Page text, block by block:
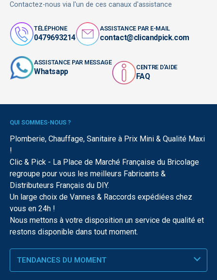
Contactez-nous via l'un de ces canaux d'assistance
TÉLÉPHONE
0479693214
ASSISTANCE PAR E-MAIL
contact@clicandpick.com
ASSISTANCE PAR MESSAGE
Whatsapp CENTRE D'AIDE
FAQ
QUI SOMMES-NOUS ?
Plomberie, Chauffage, Sanitaire à Prix Mini & Qualité Maxi
!
Clic & Pick - La Place de Marché Française du Bricolage
regroupe pour vous les meilleurs Fabricants &
Distributeurs Français du DIY.
Un large choix de Vannes & Raccords expédiées chez
vous en 24h !
Nous mettons à votre disposition un service de qualité et
restons disponible dans tout moment.
TENDANCES DU MOMENT